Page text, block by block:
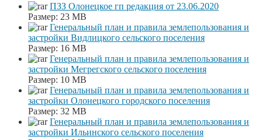
ПЗЗ Олонецкое гп редакция от 23.06.2020
Размер: 23 MB
Генеральный план и правила землепользования и
застройки Видлицкого сельского поселения
Размер: 16 MB
Генеральный план и правила землепользования и
застройки Мегрегского сельского поселения
Размер: 10 MB
Генеральный план и правила землепользования и
застройки Олонецкого городского поселения
Размер: 32 MB
Генеральный план и правила землепользования и
застройки Ильинского сельского поселения